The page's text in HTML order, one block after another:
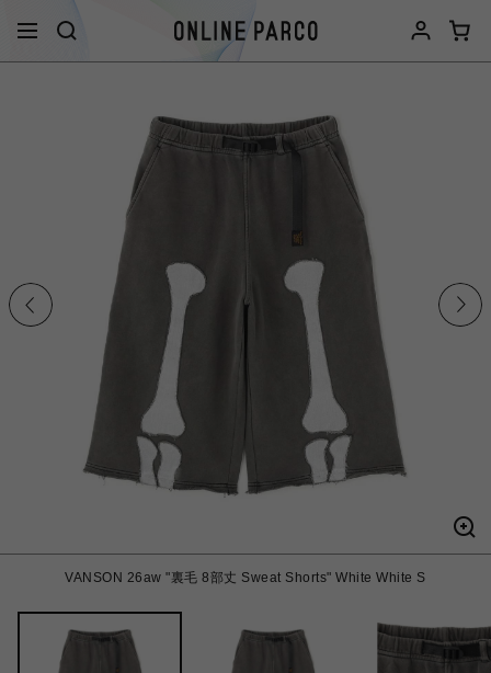
VANSON 26aw "裏毛 8部丈 Sweat Shorts" White White S